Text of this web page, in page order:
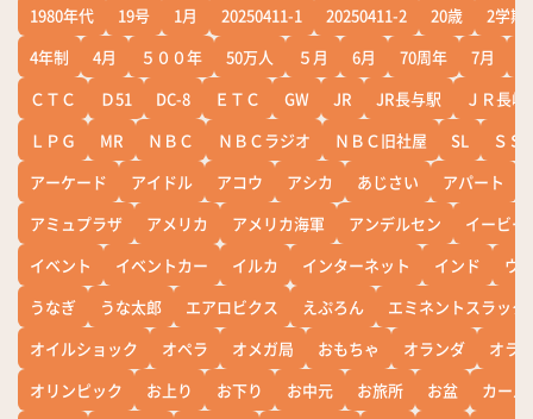
1980年代
19号 1月 20250411-1 20250411-2 20歳
2学期
4年制
4月 ５００年 50万人 ５月 6月 70周年 7月
ＣＴＣ
Ｄ51 DC-8 ＥＴＣ GW JR JR長与駅
ＪＲ長崎
ＬＰＧ
MR ＮＢＣ ＮＢＣラジオ ＮＢＣ旧社屋 SL
ＳＳ
アーケード
アイドル アコウ アシカ あじさい アパート
アミュプラザ
アメリカ アメリカ海軍 アンデルセン
イービー
イベント
イベントカー イルカ インターネット インド
ウ
うなぎ
うな太郎 エアロビクス えぷろん
エミネントスラック
オイルショック
オペラ オメガ局 おもちゃ オランダ
オラ
オリンピック
お上り お下り お中元 お旅所 お盆
カー